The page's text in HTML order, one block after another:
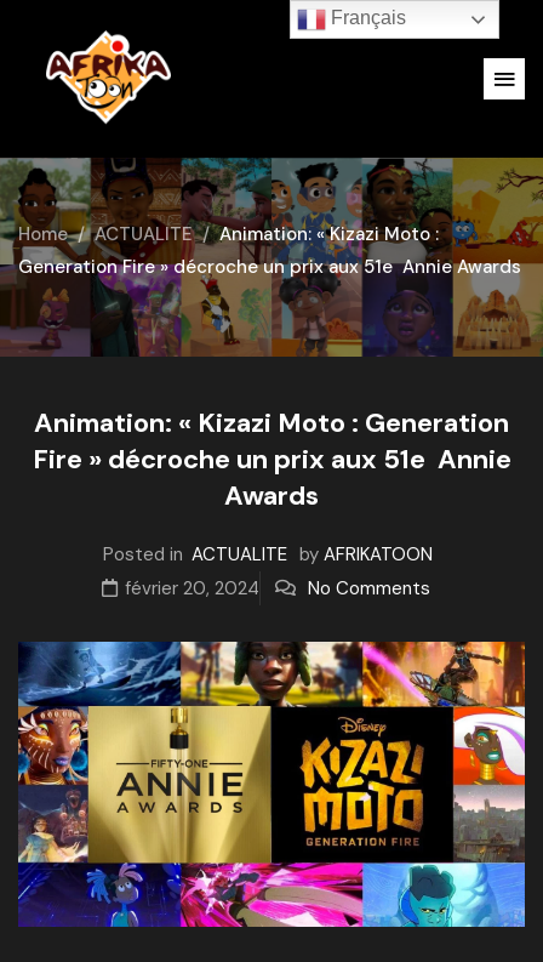
Home ACTUALITE
Animation: « Kizazi Moto :
Generation Fire » décroche un prix aux 51e Annie Awards
Animation: « Kizazi Moto : Generation
Fire » décroche un prix aux 51e Annie
Awards
Posted in ACTUALITE by AFRIKATOON
février 20, 2024
No Comments
Français